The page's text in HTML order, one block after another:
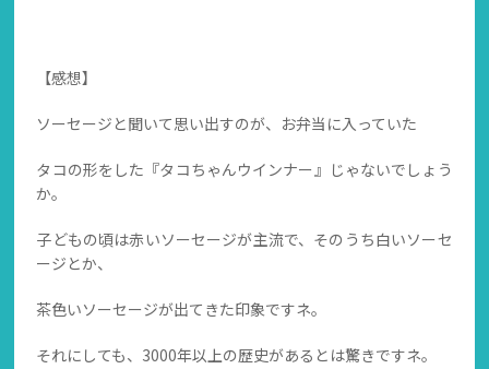
【感想】
ソーセージと聞いて思い出すのが、お弁当に入っていた
タコの形をした『タコちゃんウインナー』じゃないでしょう
か。
子どもの頃は赤いソーセージが主流で、そのうち白いソーセ
ージとか、
茶色いソーセージが出てきた印象ですネ。
それにしても、3000年以上の歴史があるとは驚きですネ。